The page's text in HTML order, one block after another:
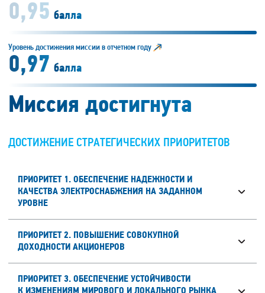
0,95 балла
Уровень достижения миссии в отчетном году
0,97 балла
Миссия достигнута
ДОСТИЖЕНИЕ СТРАТЕГИЧЕСКИХ ПРИОРИТЕТОВ
ПРИОРИТЕТ 1. ОБЕСПЕЧЕНИЕ НАДЕЖНОСТИ И
КАЧЕСТВА ЭЛЕКТРОСНАБЖЕНИЯ НА ЗАДАННОМ
УРОВНЕ
ПРИОРИТЕТ 2. ПОВЫШЕНИЕ СОВОКУПНОЙ
ДОХОДНОСТИ АКЦИОНЕРОВ
ПРИОРИТЕТ 3. ОБЕСПЕЧЕНИЕ УСТОЙЧИВОСТИ